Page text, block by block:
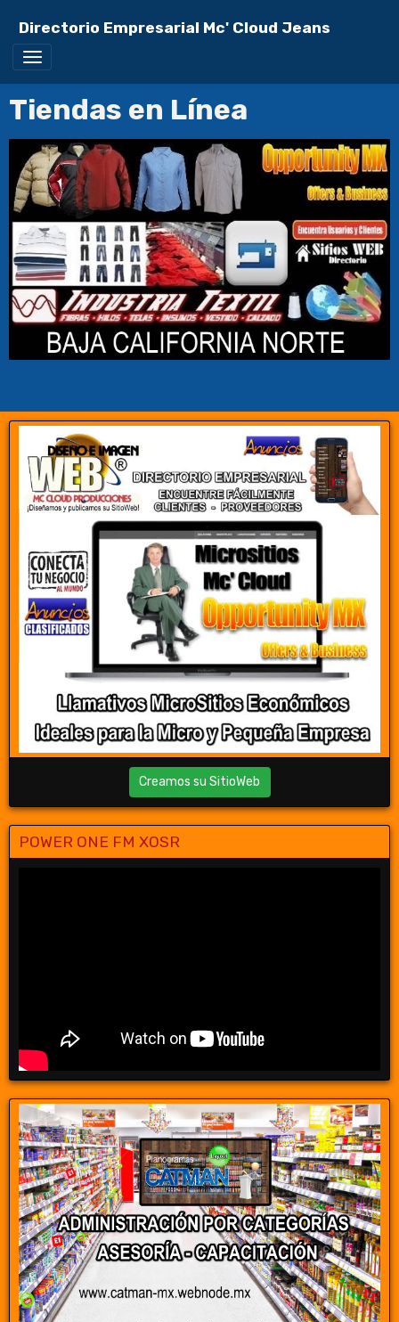
Directorio Empresarial Mc' Cloud Jeans
Tiendas en Línea
Creamos su SitioWeb
POWER ONE FM XOSR